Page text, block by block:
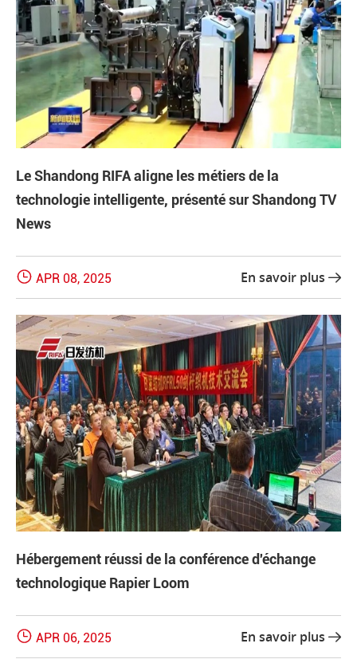
Le Shandong RIFA aligne les métiers de la
technologie intelligente, présenté sur Shandong TV
News
 APR 08, 2025 En savoir plus 
Hébergement réussi de la conférence d'échange
technologique Rapier Loom
 APR 06, 2025 En savoir plus 